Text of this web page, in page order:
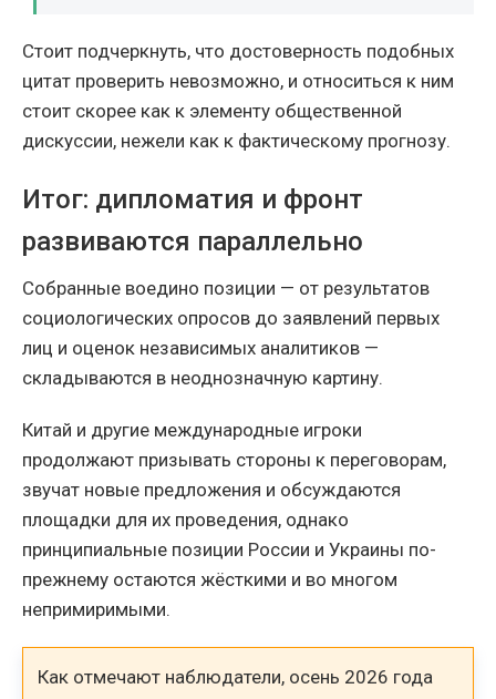
Стоит подчеркнуть, что достоверность подобных
цитат проверить невозможно, и относиться к ним
стоит скорее как к элементу общественной
дискуссии, нежели как к фактическому прогнозу.
Итог: дипломатия и фронт
развиваются параллельно
Собранные воедино позиции — от результатов
социологических опросов до заявлений первых
лиц и оценок независимых аналитиков —
складываются в неоднозначную картину.
Китай и другие международные игроки
продолжают призывать стороны к переговорам,
звучат новые предложения и обсуждаются
площадки для их проведения, однако
принципиальные позиции России и Украины по-
прежнему остаются жёсткими и во многом
непримиримыми.
Как отмечают наблюдатели, осень 2026 года